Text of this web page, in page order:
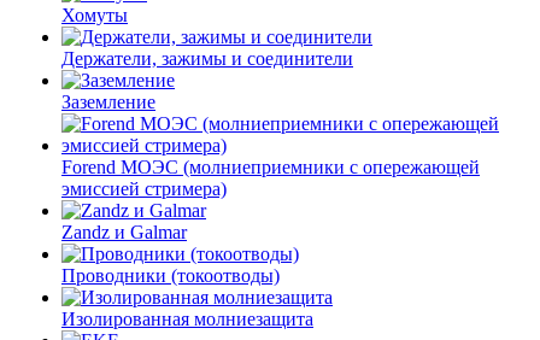
Хомуты
Держатели, зажимы и соединители
Заземление
Forend МОЭС (молниеприемники с опережающей
эмиссией стримера)
Zandz и Galmar
Проводники (токоотводы)
Изолированная молниезащита